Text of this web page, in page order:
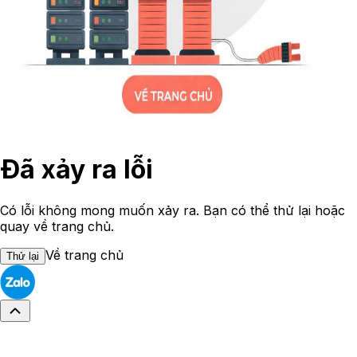
Đã xảy ra lỗi
Có lỗi không mong muốn xảy ra. Bạn có thể thử lại hoặc
quay về trang chủ.
Thử lại Về trang chủ